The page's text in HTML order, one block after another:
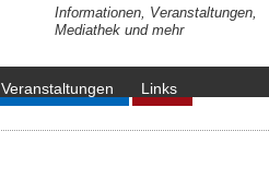
Informationen, Veranstaltungen,
Mediathek und mehr
Veranstaltungen Links